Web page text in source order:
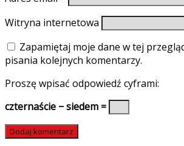
Witryna internetowa
Zapamiętaj moje dane w tej
pisania kolejnych komentarzy.
Proszę wpisać odpowiedź cyframi:
czternaście − siedem =